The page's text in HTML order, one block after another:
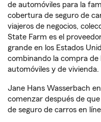
de automóviles para la
cobertura de seguro de
viajeros de negocios,
State Farm es el
grande en los Estados
combinando la compra de
automóviles y de vivienda.
Jane Hans Wasserbach
comenzar después de
de seguro de carros en